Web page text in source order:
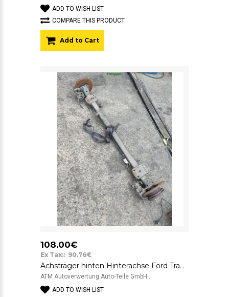
ADD TO WISH LIST
COMPARE THIS PRODUCT
Add to Cart
108.00€
Ex Tax:: 90.76€
Achsträger hinten Hinterachse Ford Transit Bus Regular Cargo van TT9 L744
ATM Autoverwertung Auto-Teile GmbH ..
ADD TO WISH LIST